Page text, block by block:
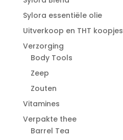
Sylora essentiële olie
Uitverkoop en THT koopjes
Verzorging
Body Tools
Zeep
Zouten
Vitamines
Verpakte thee
Barrel Tea